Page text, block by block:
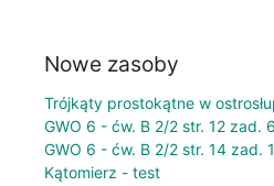
Nowe zasoby
Trójkąty prostokątne w
GWO 6 - ćw. B 2/2 str. 12 zad.
GWO 6 - ćw. B 2/2 str. 14 zad.
Kątomierz - test